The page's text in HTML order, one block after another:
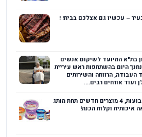
בת"א המיועד לשיקום אנשים
היום בהשתתפות ראש עיריית
הרווחה והשירותים
ועוד אורחים רבים....
תנובה משיקה לכבוד חג השבועות, 4 מוצרים חדשים תחת מותג
איכותית וקלות הכנה!